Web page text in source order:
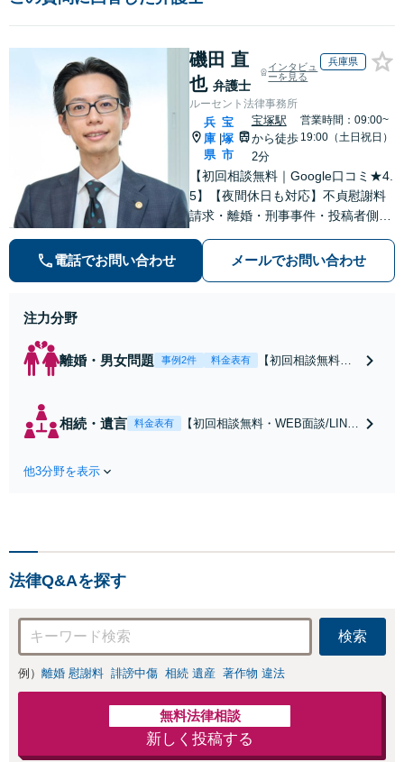
磯田 直
也 弁護士
インタビュ
ーを見る
兵庫県
ルーセント法律事務所
兵
庫
県
宝
塚
市
宝塚駅
から徒歩
2分
営業時間：09:00~
19:00（土日祝日）
【初回相談無料｜Google口コミ★4.
5】【夜間休日も対応】不貞慰謝料
請求・離婚・刑事事件・投稿者側発
数。オーダーメイドのサービスで問
題解決や事業の推進を強力にサポー
電話でお問い合わせ メールでお問い合わせ
注力分野
離婚・男女問題 事例2件 料金表有
【初回相談無料・
倫の早期解決】
相続・遺言 料金表有
【初回相談無料・WEB面談/LINE
【地域密着】
他3分野を表示
法律Q&Aを探す
検索
例） 離婚 慰謝料 誹謗中傷 相続 遺産 著作物 違法
無料法律相談
新しく投稿する